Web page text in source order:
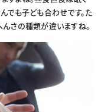
でも子ども合わせです。た
さの種類が違いますね。